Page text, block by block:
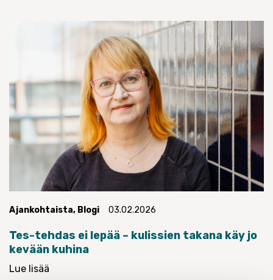
Ajankohtaista, Blogi 03.02.2026
Tes-tehdas ei lepää – kulissien takana käy jo
kevään kuhina
Lue lisää